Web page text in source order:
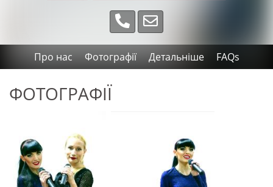
Про нас Фотографії Детальніше FAQs
ФОТОГРАФІЇ